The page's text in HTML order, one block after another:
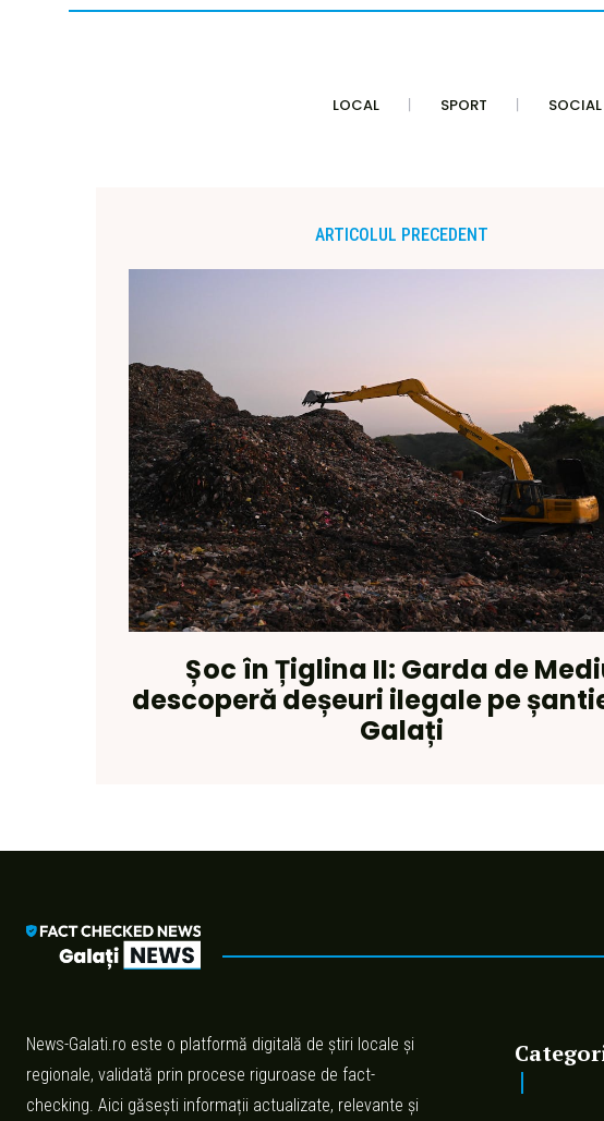
LOCAL SPORT SOCIAL
ARTICOLUL PRECEDENT
Șoc în Țiglina II: Garda de
descoperă deșeuri ilegale pe
Galați
News-Galati.ro este o platformă digitală de știri locale și
regionale, validată prin procese riguroase de fact-
checking. Aici găsești informații actualizate, relevante și